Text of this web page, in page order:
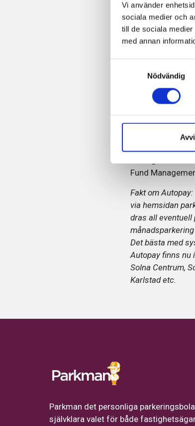
Vi använder
sociala medier och
till de sociala
med annan
Nödvändig
Nu har även
skivan och tack
räknas
anläggningen.
Fund
Fakt om
via hemsidan
dras all eventuell
Det bästa med
Autopay finns nu
Solna Centrum,
Karlstad etc.
Parkman det personliga
självklara valet för både